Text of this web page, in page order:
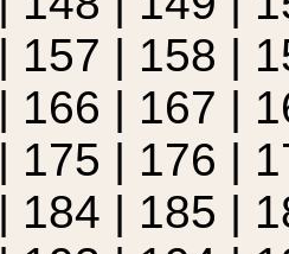
| 157 | 158 |
| 166 | 167 |
| 175 | 176 |
| 184 | 185 |